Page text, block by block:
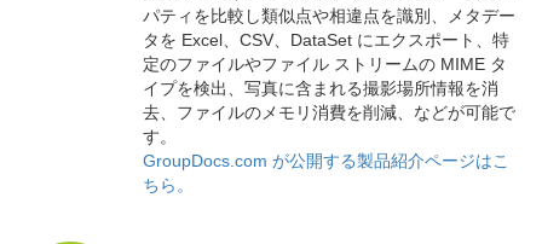
パティを比較し類似点や相違点を識別、メタデー
タを Excel、CSV、DataSet にエクスポート、特
定のファイルやファイル ストリームの MIME タ
イプを検出、写真に含まれる撮影場所情報を消
去、ファイルのメモリ消費を削減、などが可能で
す。
GroupDocs.com が公開する製品紹介ページはこ
ちら。